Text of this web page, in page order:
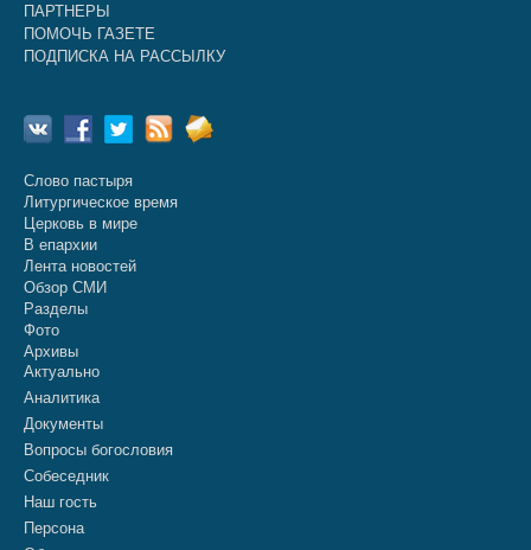
ПАРТНЕРЫ
ПОМОЧЬ ГАЗЕТЕ
ПОДПИСКА НА РАССЫЛКУ
Слово пастыря
Литургическое время
Церковь в мире
В епархии
Лента новостей
Обзор СМИ
Разделы
Фото
Архивы
Актуально
Аналитика
Документы
Вопросы богословия
Собеседник
Наш гость
Персона